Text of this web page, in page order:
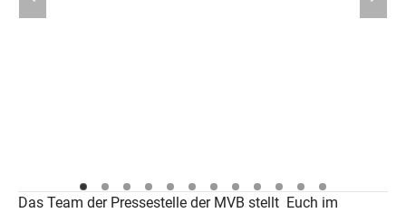
Das Team der Pressestelle der MVB stellt Euch im